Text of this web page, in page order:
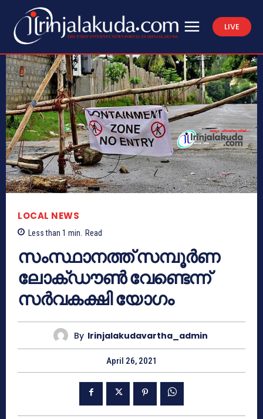
LIVE
LOCAL NEWS
Less than 1 min. Read
സംസ്ഥാനത്ത് സമ്പൂര്‍ണ
ലോക്ഡൗണ്‍ വേണ്ടെന്ന്
സര്‍വകക്ഷി യോഗം
By Irinjalakudavartha_admin
April 26, 2021